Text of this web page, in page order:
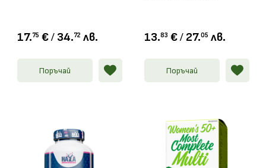
17.75 € / 34.72 лв.
Поръчай
13.83 € / 27.05 лв.
Поръчай